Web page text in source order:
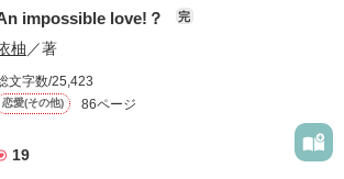
ね
ないんだ
うさぎのぬいぐるみのキーホルダー、落とし
impossible love!？ 完
柚 ／著
文字数/25,423
恋愛(その他) 86ページ
19